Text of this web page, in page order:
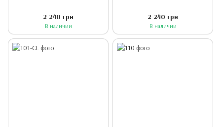
2 240 грн
В наличии
2 240 грн
В наличии